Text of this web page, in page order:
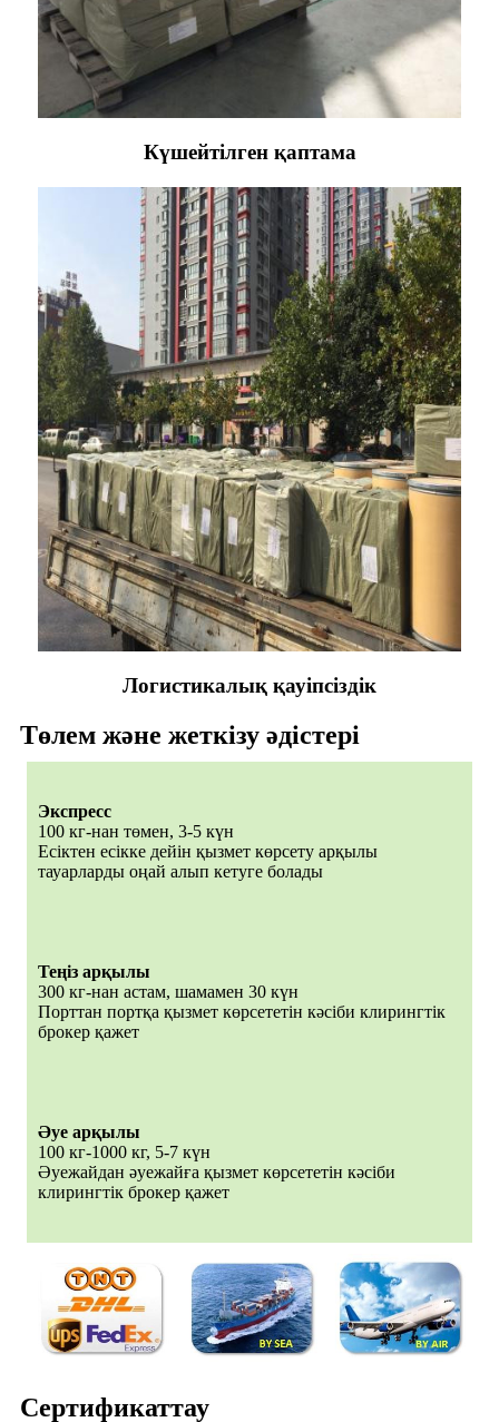
Күшейтілген қаптама
Логистикалық қауіпсіздік
Төлем және жеткізу әдістері
Экспресс
100 кг-нан төмен, 3-5 күн
Есіктен есікке дейін қызмет көрсету арқылы
тауарларды оңай алып кетуге болады
Теңіз арқылы
300 кг-нан астам, шамамен 30 күн
Порттан портқа қызмет көрсететін кәсіби клирингтік
брокер қажет
Әуе арқылы
100 кг-1000 кг, 5-7 күн
Әуежайдан әуежайға қызмет көрсететін кәсіби
клирингтік брокер қажет
Сертификаттау